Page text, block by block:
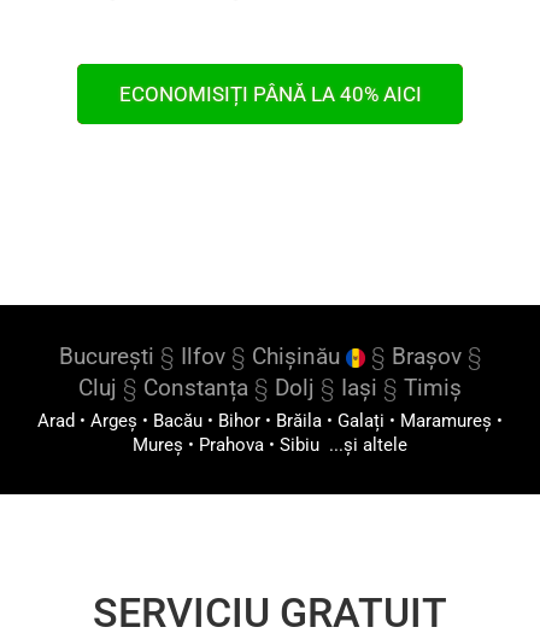
ECONOMISIȚI PÂNĂ LA 40% AICI
București § Ilfov§ Chișinău § Brașov§
Cluj § Constanța § Dolj § Iași § Timiș
Arad • Argeș • Bacău • Bihor • Brăila • Galați • Maramureș •
Mureș • Prahova • Sibiu ...și altele
SERVICIU GRATUIT